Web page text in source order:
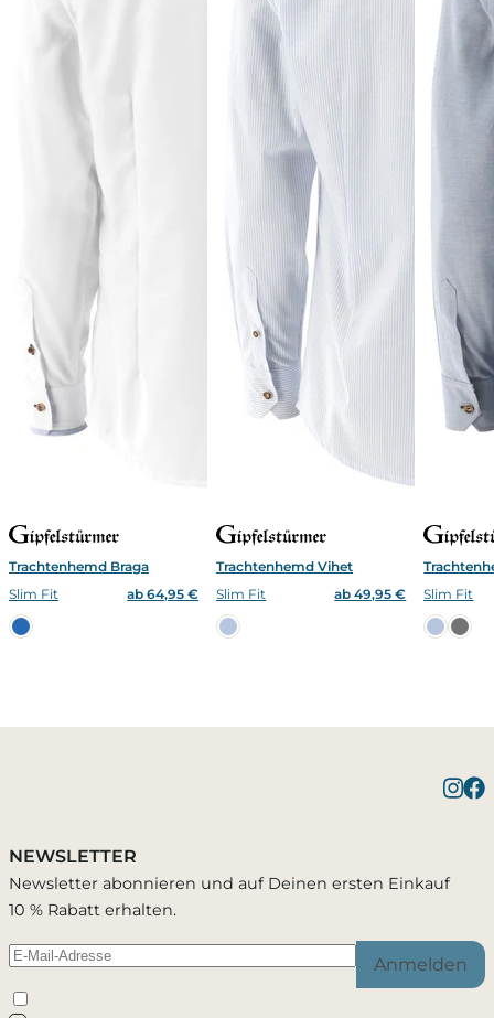
Trachtenhemd Braga
Slim Fit
ab 64,95 €
Trachtenhemd Vihet
Slim Fit
ab 49,95 €
Slim Fit
Warenkorb ansehen
Du wirst per E-Mail benachrichtigt, sobald der
Artikel wieder verfügbar ist.
NEWSLETTER
Newsletter abonnieren und auf Deinen ersten Einkauf
10 % Rabatt erhalten.
Anmelden